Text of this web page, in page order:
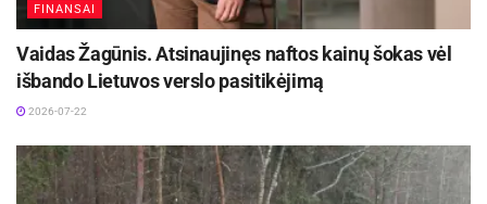
FINANSAI
Vaidas Žagūnis. Atsinaujinęs naftos kainų šokas vėl
išbando Lietuvos verslo pasitikėjimą
2026-07-22